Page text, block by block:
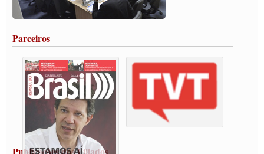
Rodoviários de Feira Santana fazem Assembleia para avaliar proposta de reajuste
salarial
Vacina Já: Lockdown de 24 horas dos trabalhadores em transportes está mantido,
Condutores de Guarulhos farão greve sanitária nesta terça-feira (20)
Paralisação dos Caminhoneiros na #BR285, entrocamento que liga o Mercosul ao
Rio Grande
Caminhoneiros bloqueiam duas faixas na Castello Branco e fazem protesto
Modal-Live #13 Aumento da Violência Contra Mulher e o Adoecimento da Classe
Trabalhadora em Tempos de Pandemia
MODAL-LIVE#12 POLÍTICAS PÚBLICAS DE TRANSPORTE PARA A
CLASSE TRABALHADORA E ELEIÇÕES NA PANDEMIA
Parceiros